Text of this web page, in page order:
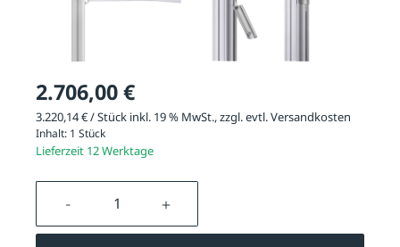
2.706,00 €
3.220,14 € / Stück inkl. 19 % MwSt., zzgl. evtl.Versandkosten
Inhalt: 1 Stück
Lieferzeit 12 Werktage
Produkt Anzahl: Gib den